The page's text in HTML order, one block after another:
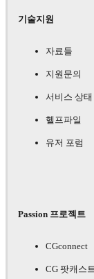
기술지원
자료들
지원문의
서비스 상태
헬프파일
유저 포럼
Passion 프로젝트
CGconnect
CG 팟캐스